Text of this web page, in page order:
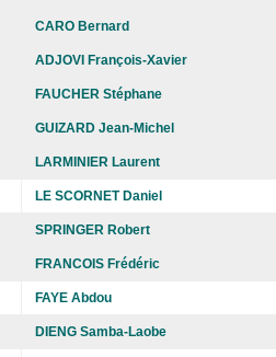
CARO Bernard
ADJOVI François-Xavier
FAUCHER Stéphane
GUIZARD Jean-Michel
LARMINIER Laurent
LE SCORNET Daniel
SPRINGER Robert
FRANCOIS Frédéric
FAYE Abdou
DIENG Samba-Laobe